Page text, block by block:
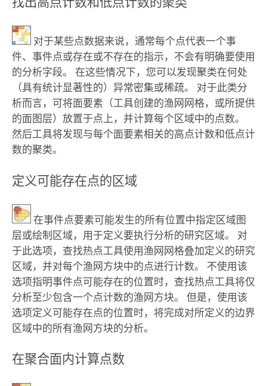
对于某些点数据来说，通常每个点代表一个事
件、事件点或存在或不存在的指示，不会有明确要使用
的分析字段。 在这些情况下，您可以发现聚类在何处
（具有统计显著性的）异常密集或稀疏。 对于此类分
析而言，可将面要素（工具创建的渔网网格，或所提供
的面图层）放置于点上，并计算每个区域中的点数。
然后工具将发现与每个面要素相关的高点计数和低点计
数的聚类。
定义可能存在点的区域
在事件点要素可能发生的所有位置中指定区域图
层或绘制区域，用于定义要执行分析的研究区域。 对
于此选项， 查找热点工具使用渔网网格叠加定义的研究
区域，并对每个渔网方块中的点进行计数。 不使用该
选项指明事件点可能存在的位置时， 查找热点工具将仅
分析至少包含一个点计数的渔网方块。 但是，使用该
选项定义可能存在点的位置时，将完成对所定义的边界
区域中的所有渔网方块的分析。
在聚合面内计算点数